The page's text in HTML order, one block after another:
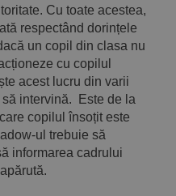
Cu toate acestea,
respectând dorințele
un copil din clasa nu
cu copilul
acest lucru din varii
intervină. Este de la
copilul însoțit este
ul trebuie să
informarea cadrului